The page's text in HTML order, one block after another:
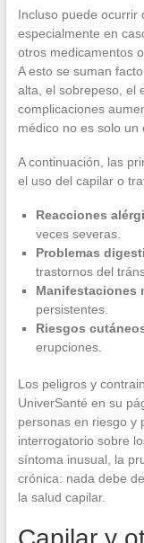
Incluso puede ocurrir
especialmente en
otros medicamentos
A esto se suman
alta, el sobrepeso, el
complicaciones
médico no es solo un
A continuación, las
el uso del capilar o
Reacciones
veces severas.
Problemas
trastornos del
Manifestaciones
persistentes.
Riesgos
erupciones.
Los peligros y
UniverSanté en su
personas en riesgo y
interrogatorio sobre
síntoma inusual, la
crónica: nada debe
la salud capilar.